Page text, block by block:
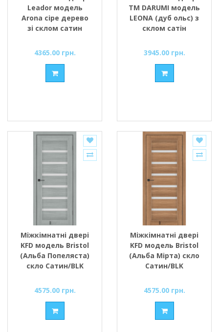
Leador модель
Arona сіре дерево
зі склом сатин
4365.00 грн.
ТМ DARUMI модель
LEONA (дуб ольс) з
склом сатін
3945.00 грн.
Міжкімнатні двері
KFD модель Bristol
(Альба Попеляста)
скло Сатин/BLK
4575.00 грн.
Міжкімнатні двері
KFD модель Bristol
(Альба Мірта) скло
Сатин/BLK
4575.00 грн.